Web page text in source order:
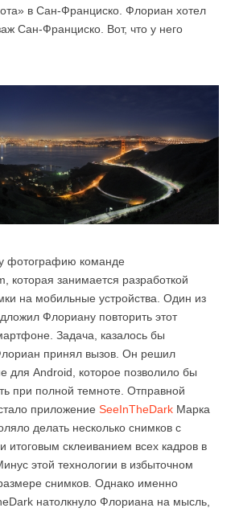
в Сан-Франциско. Флориан хотел
Сан-Франциско. Вот, что у него
фотографию команде
которая занимается разработкой
на мобильные устройства. Один из
Флориану повторить этот
Задача, казалось бы
принял вызов. Он решил
для Android, которое позволило бы
при полной темноте. Отправной
приложение SeeInTheDark Марка
делать несколько снимков с
итоговым склеиванием всех кадров в
этой технологии в избыточном
снимков. Однако именно
натолкнуло Флориана на мысль,